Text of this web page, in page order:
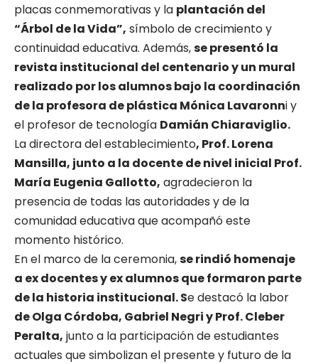
placas conmemorativas y la plantación del
“Árbol de la Vida”, símbolo de crecimiento y
continuidad educativa. Además,se presentó la
revista institucional del centenario y un mural
realizado por los alumnos bajo la coordinación
de la profesora de plástica Mónica Lavaronni y
el profesor de tecnología Damián Chiaraviglio.
La directora del establecimiento, Prof. Lorena
Mansilla, junto a la docente de nivel inicial Prof.
María Eugenia Gallotto, agradecieron la
presencia de todas las autoridades y de la
comunidad educativa que acompañó este
momento histórico.
En el marco de la ceremonia,se rindió homenaje
a ex docentes y ex alumnos que formaron parte
de la historia institucional. Se destacó la labor
de Olga Córdoba, Gabriel Negri y Prof. Cleber
Peralta, junto a la participación de estudiantes
actuales que simbolizan el presente y futuro de la